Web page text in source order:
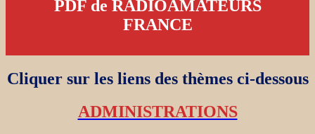
PDF de RADIOAMATEURS
FRANCE
Cliquer sur les liens des thèmes ci-dessous
ADMINISTRATIONS